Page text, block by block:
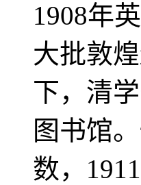
1908年
大批敦
下，清
图书馆
数，